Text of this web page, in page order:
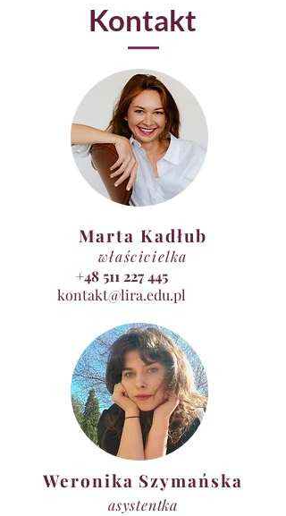
Kontakt
Marta Kadłub
właścicielka
+48 511 227 445
kontakt@lira.edu.pl
Weronika Szymańska
asystentka